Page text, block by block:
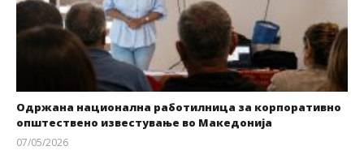
Одржана национална работилница за корпоративно
општествено известување во Македонија
07/05/2026